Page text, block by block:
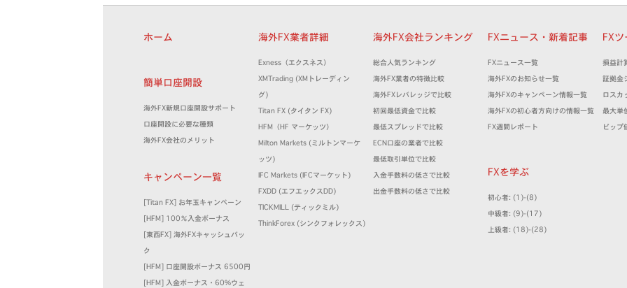
ホーム 海外FX業者詳細
Exness（エクスネス）
XMTrading (XMトレーディン
グ)
Titan FX (タイタン FX)
HFM（HF マーケッツ）
Milton Markets (ミルトンマーケ
ッツ)
IFC Markets (IFCマーケット)
FXDD (エフエックスDD)
TICKMILL (ティックミル)
ThinkForex (シンクフォレックス)
海外FX会社ランキング
総合人気ランキング
海外FX業者の特徴比較
海外FXレバレッジで比較
初回最低資金で比較
最低スプレッドで比較
ECN口座の業者で比較
最低取引単位で比較
入金手数料の低さで比較
出金手数料の低さで比較
FXニュース・新着記事
FXニュース一覧
海外FXのお知らせ一覧
海外FXのキャンペーン情報一覧
海外FXの初心者方向けの情報一覧
FX週間レポート
FX
損益計
証拠
ロス
最大単
ピップ
簡単口座開設
海外FX新規口座開設サポート
口座開設に必要な種類
海外FX会社のメリット
キャンペーン一覧
[Titan FX] お年玉キャンペーン
[HFM] 100％入金ボーナス
[東西FX] 海外FXキャッシュバッ
ク
[HFM] 口座開設ボーナス 6500円
[HFM] 入金ボーナス・60%ウェ
FXを学ぶ
初心者: (1)-(8)
中級者: (9)-(17)
上級者: (18)-(28)